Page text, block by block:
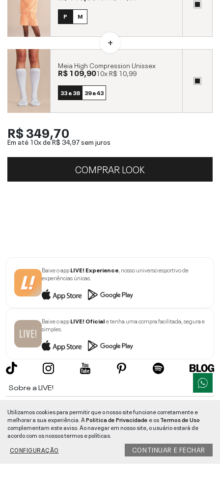
P M
Meia High Compression Unissex
R$ 109,9010xR$ 10,99
33 a 38 39 a 43
R$ 349,70
Em até 10x deR$ 34,97sem juros
COMPRAR LOOK
Baixe o appLIVE! Experience, nosso universo esportivo de
experiências únicas.
Baixe o appLIVE! Oficiale tenha uma compra facilitada, segura e
simples.
Sobre a LIVE!
Informações
Utilizamos cookies para permitir que o nosso site funcione corretamente e
melhorar a sua experiência. APolitica de Privacidade e osTermos de Uso
complementam este aviso. Ao navegar em nosso site, o usuário estará de
acordo com os nossos termos e políticas.
CONFIGURAÇÃO
CONTINUAR E FECHAR